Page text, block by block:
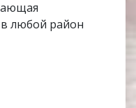
любой район